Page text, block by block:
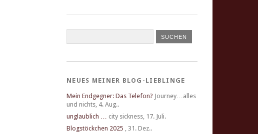
NEUES MEINER BLOG-LIEBLINGE
Mein Endgegner: Das Telefon? Journey…alles
und nichts, 4. Aug..
unglaublich … city sickness, 17. Juli.
Blogstöckchen 2025 , 31. Dez..